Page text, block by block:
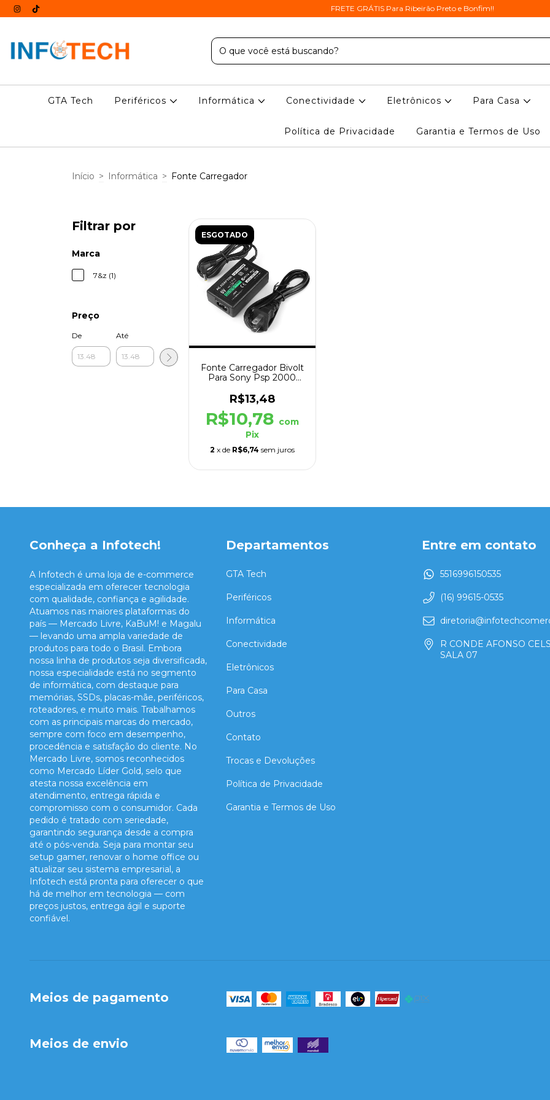
FRETE GRÁTIS Para Ribeirão Preto e Bonfim!!
GTA Tech Periféricos Informática Conectividade Eletrônicos Para Casa
Política de Privacidade Garantia e Termos de Uso
Início > Informática > Fonte Carregador
Filtrar por
Marca
7&z (1)
Preço
De Até
ESGOTADO
Fonte Carregador Bivolt
Para Sony Psp 2000
R$13,48
R$10,78 com
Pix
2 x de R$6,74 sem juros
Conheça a Infotech!
A Infotech é uma loja de e-commerce
especializada em oferecer tecnologia
com qualidade, confiança e agilidade.
Atuamos nas maiores plataformas do
país — Mercado Livre, KaBuM! e Magalu
— levando uma ampla variedade de
produtos para todo o Brasil. Embora
nossa linha de produtos seja diversificada,
nossa especialidade está no segmento
de informática, com destaque para
memórias, SSDs, placas-mãe, periféricos,
roteadores, e muito mais. Trabalhamos
com as principais marcas do mercado,
sempre com foco em desempenho,
procedência e satisfação do cliente. No
Mercado Livre, somos reconhecidos
como Mercado Líder Gold, selo que
atesta nossa excelência em
atendimento, entrega rápida e
compromisso com o consumidor. Cada
pedido é tratado com seriedade,
garantindo segurança desde a compra
até o pós-venda. Seja para montar seu
setup gamer, renovar o home office ou
atualizar seu sistema empresarial, a
Infotech está pronta para oferecer o que
há de melhor em tecnologia — com
preços justos, entrega ágil e suporte
confiável.
Departamentos
GTA Tech
Periféricos
Informática
Conectividade
Eletrônicos
Para Casa
Outros
Contato
Trocas e Devoluções
Política de Privacidade
Garantia e Termos de Uso
Entre em contato
5516996150535
(16) 99615-0535
R CONDE AFONSO
SALA 07
Meios de pagamento
Meios de envio